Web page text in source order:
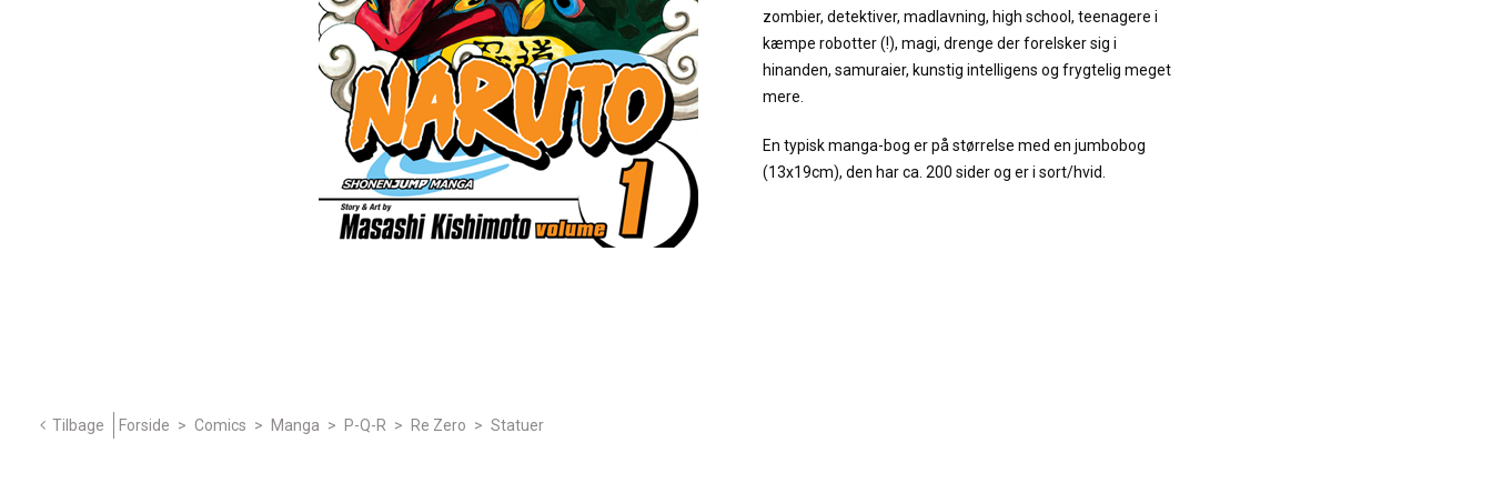
zombier, detektiver, madlavning, high school, teenagere i
kæmpe robotter (!), magi, drenge der forelsker sig i
hinanden, samuraier, kunstig intelligens og frygtelig meget
mere.
En typisk manga-bog er på størrelse med en jumbobog
(13x19cm), den har ca. 200 sider og er i sort/hvid.
Tilbage Forside > Comics > Manga > P-Q-R > Re Zero > Statuer